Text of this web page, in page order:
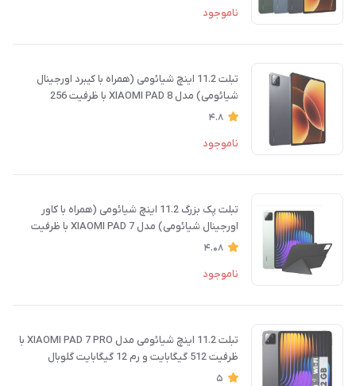
ناموجود
تبلت 11.2 اینچ شیائومی (همراه با کیبرد اورجینال
شیائومی) مدل XIAOMI PAD 8 با ظرفیت 256
گیگابایت و رم 8 گیگابایت
4.8
ناموجود
تبلت پک بزرگ 11.2 اینچ شیائومی (همراه با کاور
اورجینال شیائومی) مدل XIAOMI PAD 7 با ظرفیت
256 گیگابایت و رم 8 گیگابایت 4.08
ناموجود
تبلت 11.2 اینچ شیائومی مدل XIAOMI PAD 7 PRO با
ظرفیت 512 گیگابایت و رم 12 گیگابایت گلوبال
5